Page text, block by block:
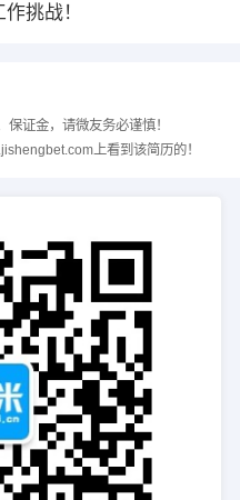
挑战！
证金，请微友务必谨慎！
上看到该简历的！